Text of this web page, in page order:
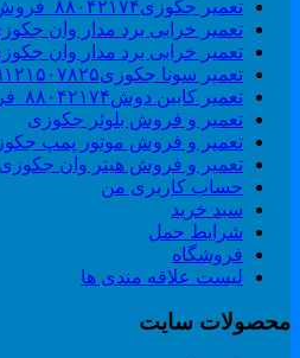
تعمیر جکوزی۸۸۰۴۲۱۷۴_فروش وان_جکوزی
تعمیر خرابی برد مدار وان جکوزی
تعمیر خرابی برد مدار وان جکوزی
تعمیر سونا جکوزی۰۹۱۲۱۵۰۷۸۲۵#| Sauna | Jacuzzi
تعمیر کابین دوش۸۸۰۴۲۱۷۴_فروش کابین دوش
تعمیر و فروش بلوئر جکوزی
تعمیر و فروش موتور پمپ جکوزی
تعمیر و فروش هیتر وان جکوزی
حساب کاربری من
سبد خرید
شرایط حمل
فروشگاه
لیست علاقه مندی ها
سایت